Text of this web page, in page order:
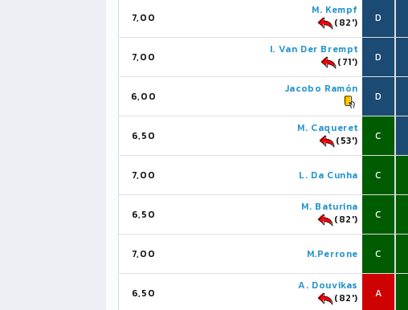
7,00
M. Kempf
(82')
D
7,00
I. Van Der Brempt
(71')
D
6,00
Jacobo Ramón
D
6,50
M. Caqueret
(53')
C
7,00 L. Da Cunha C
6,50
M. Baturina
(82')
C
7,00 M.Perrone C
6,50
A. Douvikas
(82')
A